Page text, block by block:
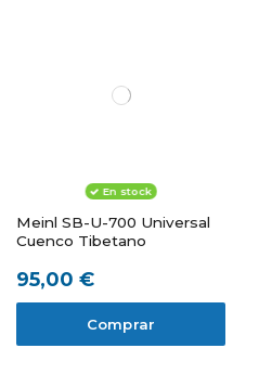
En stock
Meinl SB-U-700 Universal
Cuenco Tibetano
95,00 €
Comprar